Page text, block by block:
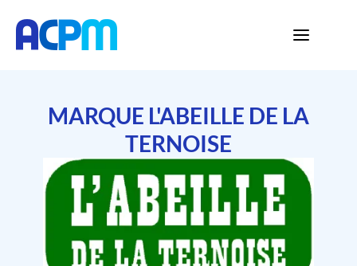
MARQUE L'ABEILLE DE LA
TERNOISE